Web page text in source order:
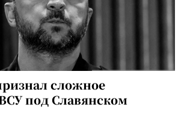
сложное
под Славянском